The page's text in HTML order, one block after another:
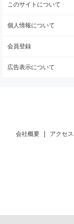
このサイトについて
個人情報について
会員登録
広告表示について
会社概要 アクセス